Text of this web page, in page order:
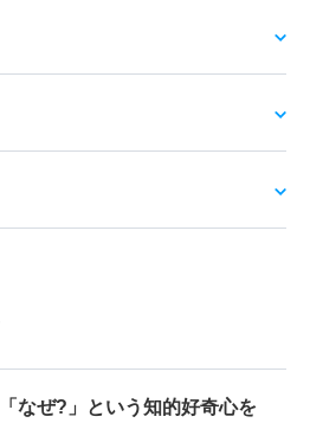
「なぜ?」という知的好奇心を